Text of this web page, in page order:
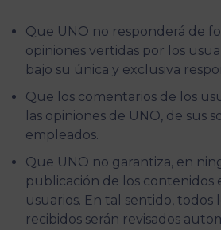
Que UNO no responderá de
opiniones vertidas por los
bajo su única y exclusiva
Que los comentarios de los
las opiniones de UNO, de sus
empleados.
Que UNO no garantiza, en
publicación de los contenidos
usuarios. En tal sentido, todos
recibidos serán revisados